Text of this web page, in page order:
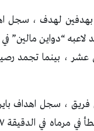
بهدفين لهدف ،
فريق ، سجل اهداف